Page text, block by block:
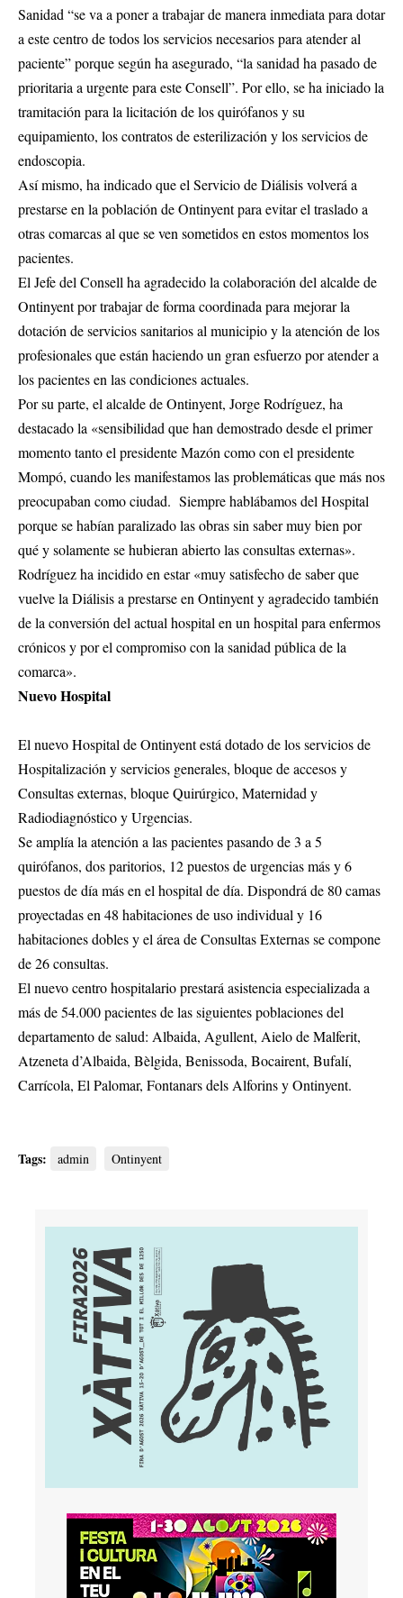
Sanidad “se va a poner a trabajar de manera inmediata para dotar
a este centro de todos los servicios necesarios para atender al
paciente” porque según ha asegurado, “la sanidad ha pasado de
prioritaria a urgente para este Consell”. Por ello, se ha iniciado la
tramitación para la licitación de los quirófanos y su
equipamiento, los contratos de esterilización y los servicios de
endoscopia.
Así mismo, ha indicado que el Servicio de Diálisis volverá a
prestarse en la población de Ontinyent para evitar el traslado a
otras comarcas al que se ven sometidos en estos momentos los
pacientes.
El Jefe del Consell ha agradecido la colaboración del alcalde de
Ontinyent por trabajar de forma coordinada para mejorar la
dotación de servicios sanitarios al municipio y la atención de los
profesionales que están haciendo un gran esfuerzo por atender a
los pacientes en las condiciones actuales.
Por su parte, el alcalde de Ontinyent, Jorge Rodríguez, ha
destacado la «sensibilidad que han demostrado desde el primer
momento tanto el presidente Mazón como con el presidente
Mompó, cuando les manifestamos las problemáticas que más nos
preocupaban como ciudad. Siempre hablábamos del Hospital
porque se habían paralizado las obras sin saber muy bien por
qué y solamente se hubieran abierto las consultas externas».
Rodríguez ha incidido en estar «muy satisfecho de saber que
vuelve la Diálisis a prestarse en Ontinyent y agradecido también
de la conversión del actual hospital en un hospital para enfermos
crónicos y por el compromiso con la sanidad pública de la
comarca».
Nuevo Hospital
El nuevo Hospital de Ontinyent está dotado de los servicios de
Hospitalización y servicios generales, bloque de accesos y
Consultas externas, bloque Quirúrgico, Maternidad y
Radiodiagnóstico y Urgencias.
Se amplía la atención a las pacientes pasando de 3 a 5
quirófanos, dos paritorios, 12 puestos de urgencias más y 6
puestos de día más en el hospital de día. Dispondrá de 80 camas
proyectadas en 48 habitaciones de uso individual y 16
habitaciones dobles y el área de Consultas Externas se compone
de 26 consultas.
El nuevo centro hospitalario prestará asistencia especializada a
más de 54.000 pacientes de las siguientes poblaciones del
departamento de salud: Albaida, Agullent, Aielo de Malferit,
Atzeneta d’Albaida, Bèlgida, Benissoda, Bocairent, Bufalí,
Carrícola, El Palomar, Fontanars dels Alforins y Ontinyent.
Tags: admin Ontinyent